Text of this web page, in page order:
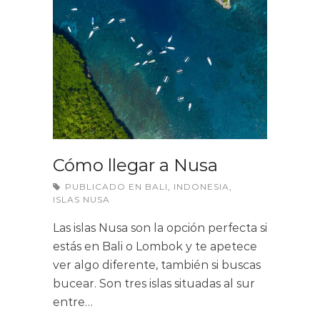
Cómo llegar a Nusa
PUBLICADO EN BALI INDONESIA
ISLAS NUSA
Las islas Nusa son la opción perfecta si
estás en Bali o Lombok y te apetece
ver algo diferente, también si buscas
bucear. Son tres islas situadas al sur
entre…